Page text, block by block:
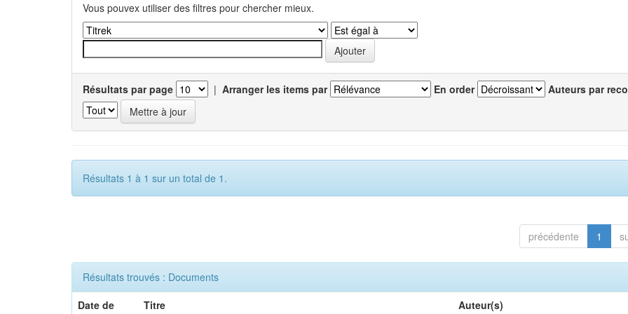
Vous pouvex utiliser des filtres pour chercher mieux.
Résultats par page | Arranger les items par En order Auteurs par
Résultats 1 à 1 sur un total de 1.
précédente 1
Résultats trouvés : Documents
Date de
Titre Auteur(s)